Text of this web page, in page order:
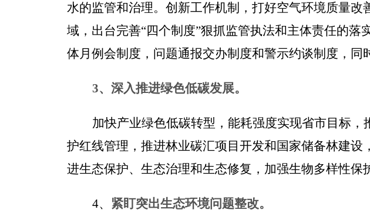
水的监管和治理。创新工作机制，打好空气环境质量改
域，出台完善“四个制度”狠抓监管执法和主体责任的落
体月例会制度，问题通报交办制度和警示约谈制度，同
3、深入推进绿色低碳发展。
加快产业绿色低碳转型，能耗强度实现省市目标
护红线管理，推进林业碳汇项目开发和国家储备林建
进生态保护、生态治理和生态修复，加强生物多样性保
4、 紧盯突出生态环境问题整改。